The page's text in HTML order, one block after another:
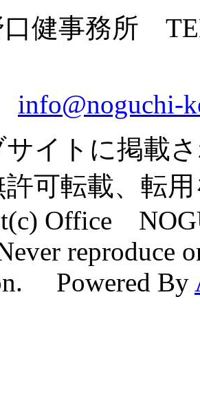
口健事務所
info@noguchi-
サイトに掲載
可転載、転
Office
reproduce
Powered By